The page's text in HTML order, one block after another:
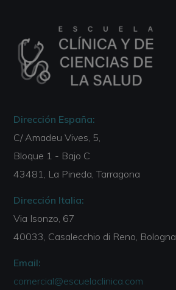
Dirección España:
C/ Amadeu Vives, 5,
Bloque 1 - Bajo C
43481, La Pineda, Tarragona
Dirección Italia:
Via Isonzo, 67
40033, Casalecchio di Reno, Bologna
Email:
comercial@escuelaclinica.com